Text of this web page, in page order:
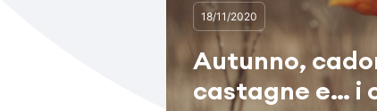
18/11/2020
Autunno,
castagne e… i